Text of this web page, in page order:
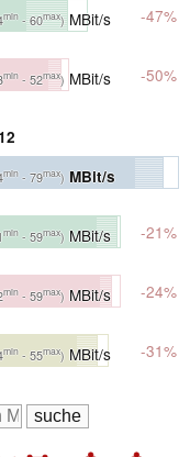
min - 60max)MBit/s -47%
min - 52max) MBit/s -50%
min - 79max) MBit/s
min - 59max) MBit/s -21%
min - 59max) MBit/s -24%
min - 55max) MBit/s -31%